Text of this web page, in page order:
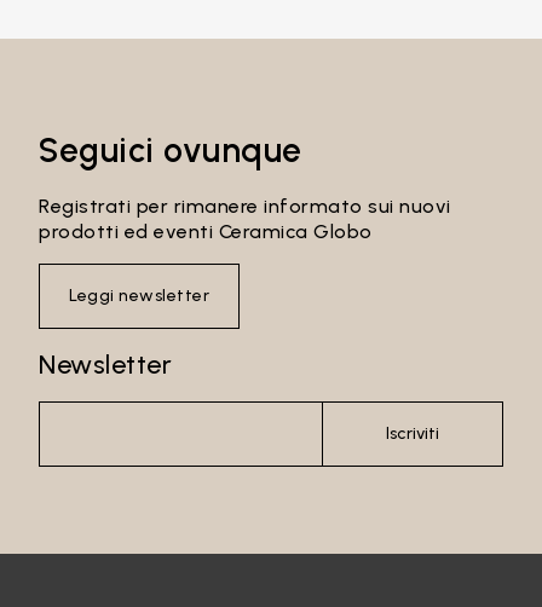
Recupera password
Seguici ovunque
Registrati per rimanere informato sui nuovi
prodotti ed eventi Ceramica Globo
Leggi newsletter
Newsletter
Iscriviti